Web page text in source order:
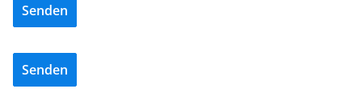
Senden
Senden